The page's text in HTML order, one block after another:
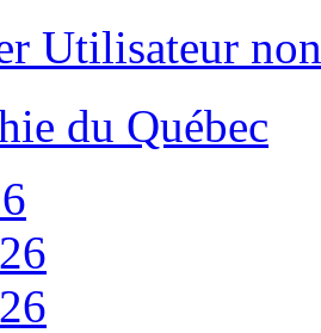
Utilisateur
du Québec